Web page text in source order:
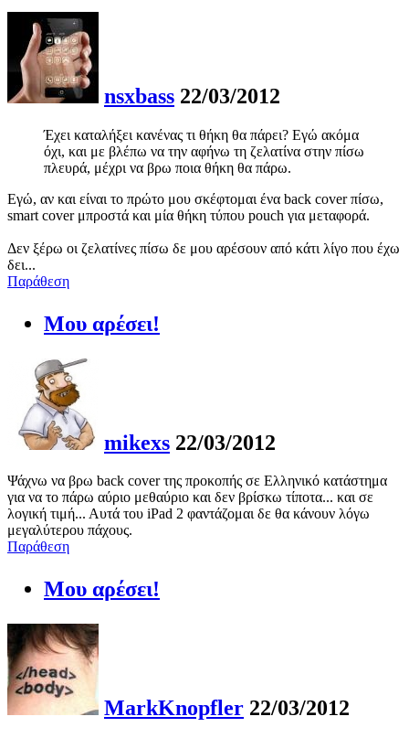
nsxbass 22/03/2012
Έχει καταλήξει κανένας τι θήκη θα πάρει? Εγώ ακόμα
όχι, και με βλέπω να την αφήνω τη ζελατίνα στην πίσω
πλευρά, μέχρι να βρω ποια θήκη θα πάρω.
Εγώ, αν και είναι το πρώτο μου σκέφτομαι ένα back cover πίσω,
smart cover μπροστά και μία θήκη τύπου pouch για μεταφορά.
Δεν ξέρω οι ζελατίνες πίσω δε μου αρέσουν από κάτι λίγο που έχω
δει...
Παράθεση
Μου αρέσει!
mikexs 22/03/2012
Ψάχνω να βρω back cover της προκοπής σε Ελληνικό κατάστημα
για να το πάρω αύριο μεθαύριο και δεν βρίσκω τίποτα... και σε
λογική τιμή... Αυτά του iPad 2 φαντάζομαι δε θα κάνουν λόγω
μεγαλύτερου πάχους.
Παράθεση
Μου αρέσει!
MarkKnopfler 22/03/2012